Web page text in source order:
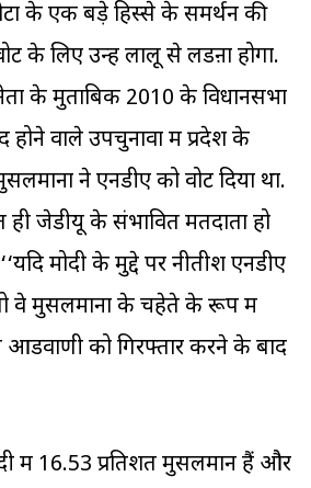
के एक बड़े हिस्से के समर्थन की
के लिए उन्हें लालू से लडऩा होगा.
के मुताबिक 2010 के विधानसभा
वाले उपचुनावों में प्रदेश के
ने एनडीए को वोट दिया था.
ही जेडीयू के संभावित मतदाता हो
मोदी के मुद्दे पर नीतीश एनडीए
वे मुसलमानों के चहेते के रूप में
को गिरफ्तार करने के बाद
में 16.53 प्रतिशत मुसलमान हैं और